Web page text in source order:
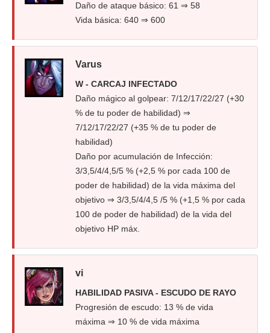
Daño de ataque básico: 61 ⇒ 58
Vida básica: 640 ⇒ 600
Varus
W - CARCAJ INFECTADO
Daño mágico al golpear: 7/12/17/22/27 (+30
% de tu poder de habilidad) ⇒
7/12/17/22/27 (+35 % de tu poder de
habilidad)
Daño por acumulación de Infección:
3/3,5/4/4,5/5 % (+2,5 % por cada 100 de
poder de habilidad) de la vida máxima del
objetivo ⇒ 3/3,5/4/4,5 /5 % (+1,5 % por cada
100 de poder de habilidad) de la vida del
objetivo HP máx.
vi
HABILIDAD PASIVA - ESCUDO DE RAYO
Progresión de escudo: 13 % de vida
máxima ⇒ 10 % de vida máxima